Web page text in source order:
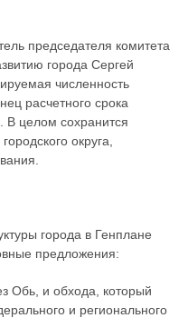
председателя комитета
города Сергей
численность
расчетного срока
В целом сохранится
округа,
города в Генплане
предложения:
Обь, и обхода, который
и регионального